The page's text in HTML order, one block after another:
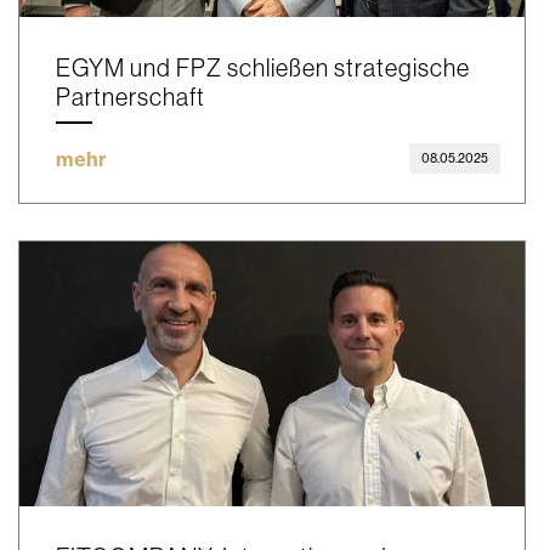
EGYM und FPZ schließen strategische
Partnerschaft
mehr 08.05.2025